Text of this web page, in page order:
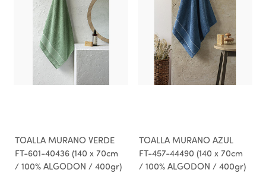
TOALLA MURANO VERDE
FT-601-40436 (140 x 70cm
/ 100% ALGODON / 400gr)
TOALLA MURANO AZUL
FT-457-44490 (140 x 70cm
/ 100% ALGODON / 400gr)